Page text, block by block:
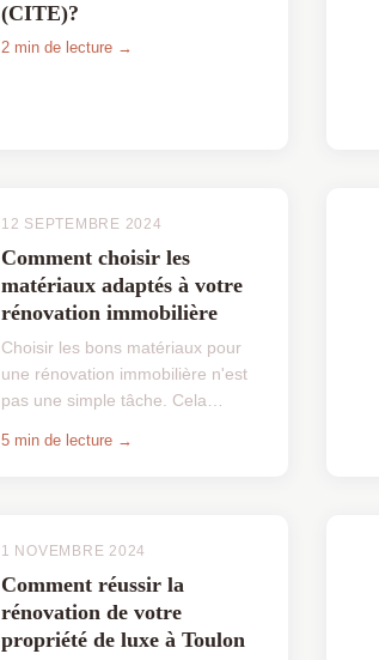
(CITE)?
2 min de lecture →
12 SEPTEMBRE 2024
Comment choisir les
matériaux adaptés à votre
rénovation immobilière
Choisir les bons matériaux pour
une rénovation immobilière n'est
pas une simple tâche. Cela
5 min de lecture →
1 NOVEMBRE 2024
Comment réussir la
rénovation de votre
propriété de luxe à Toulon